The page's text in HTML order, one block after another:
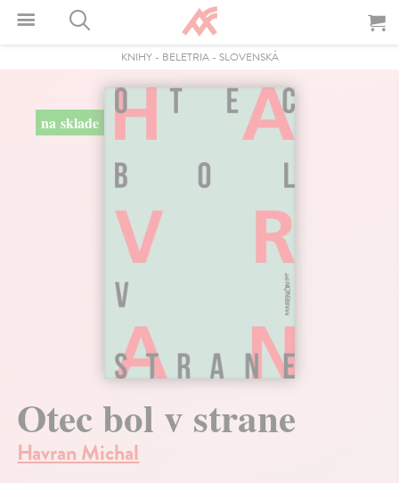
KNIHY- BELETRIA- SLOVENSKÁ
na sklade
Otec bol v strane
Havran Michal